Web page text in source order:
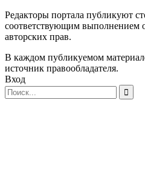
Редакторы портала публикуют
соответствующим выполнением
авторских прав.
В каждом публикуемом
источник правообладателя.
Вход